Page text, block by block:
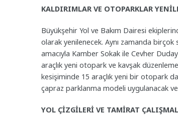
KALDIRIMLAR VE OTOPARKLAR
Büyükşehir Yol ve Bakım Dairesi
olarak yenilenecek. Aynı zamanda
amacıyla Kamber Sokak ile Cevher
araçlık yeni otopark ve kavşak
kesişiminde 15 araçlık yeni bir otopark
çapraz parklanma modeli uygulanacak
YOL ÇİZGİLERİ VE TAMİRAT